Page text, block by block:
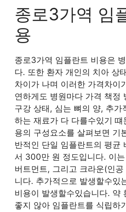
종로3가역 임
용
종로3가역 임플란트 비용은
다. 또한 환자 개인의 치아 상
차이가 나며 이러한 가격차이
연하게도 병원마다 가격 책정
구강 상태, 심는 뼈의 양, 추가
하는 재료가 다 다를수있기 떄
용의 구성요소를 살펴보면 기
반적인 단일 임플란트의 평균
서 300만 원 정도입니다. 이
버트먼트, 그리고 크라운(인
니다. 추가적으로 발생할수있
비용이 발생할수있습니다. 약
좋지 않아 임플란트를 식립하